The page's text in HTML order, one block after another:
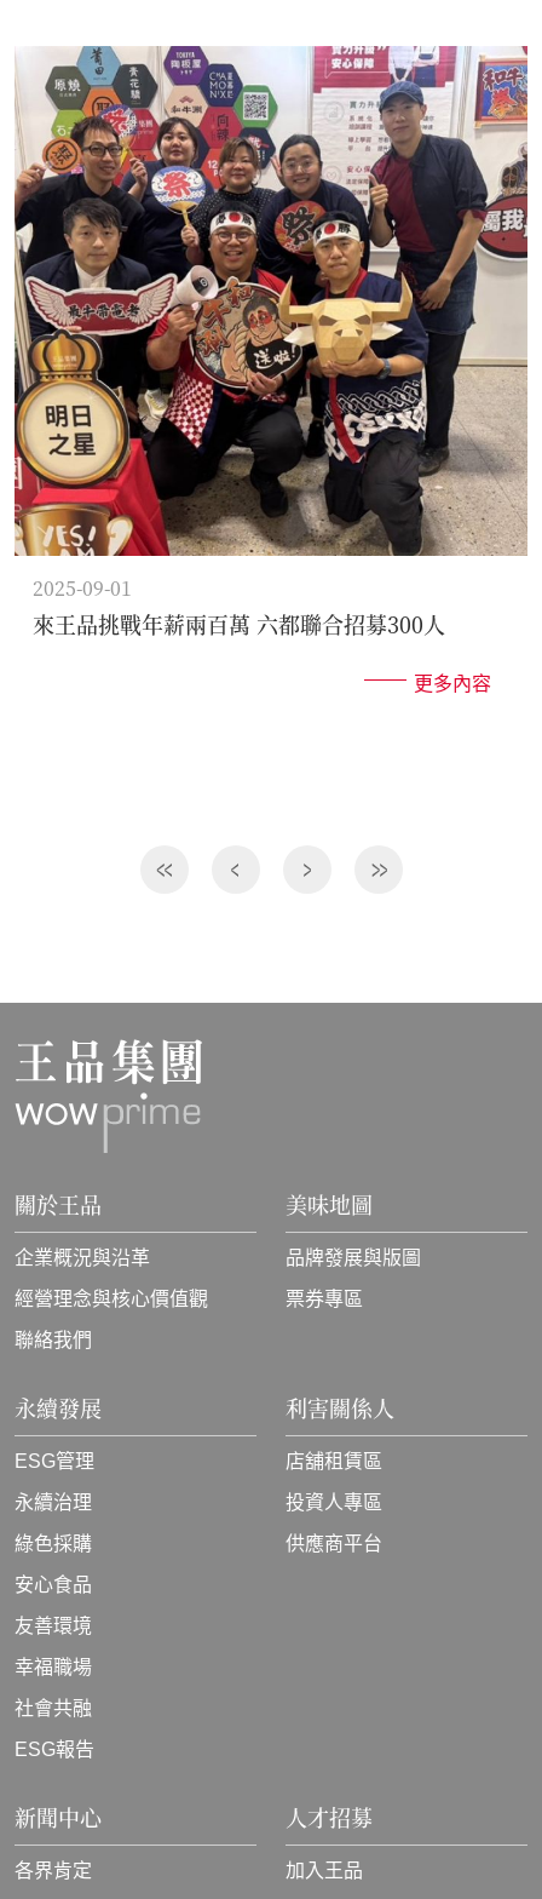
2025-09-01
來王品挑戰年薪兩百萬 六都聯合招募300人
更多內容
關於王品
企業概況與沿革
經營理念與核心價值觀
聯絡我們
美味地圖
品牌發展與版圖
票券專區
永續發展
ESG管理
永續治理
綠色採購
安心食品
友善環境
幸福職場
社會共融
ESG報告
利害關係人
店舖租賃區
投資人專區
供應商平台
新聞中心
各界肯定
人才招募
加入王品